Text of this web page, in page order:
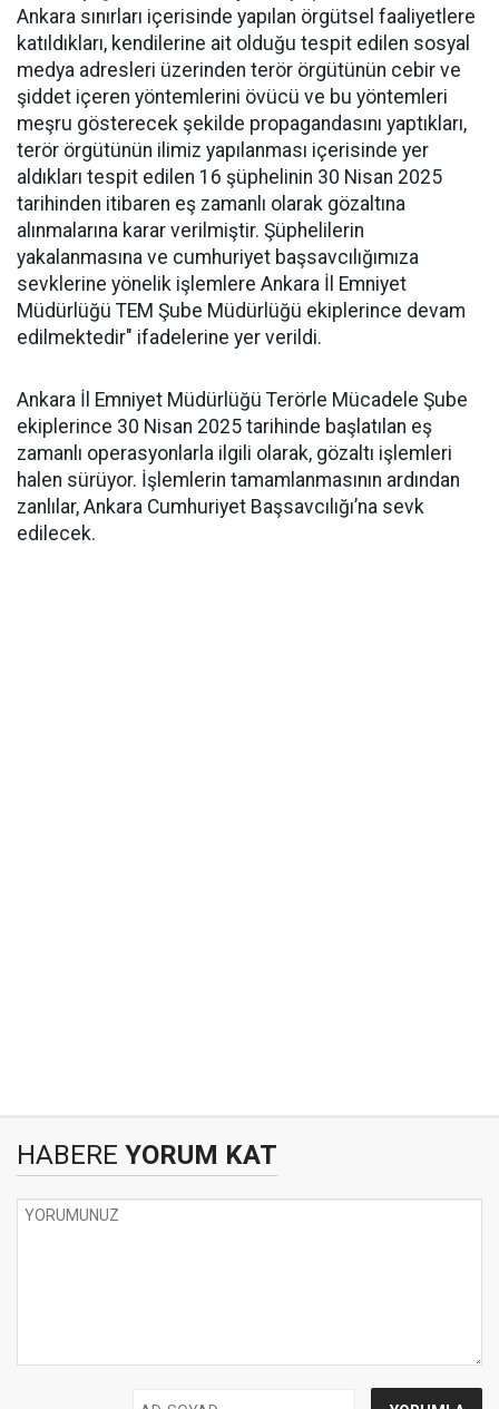
Ankara sınırları içerisinde yapılan örgütsel faaliyetlere
katıldıkları, kendilerine ait olduğu tespit edilen sosyal
medya adresleri üzerinden terör örgütünün cebir ve
şiddet içeren yöntemlerini övücü ve bu yöntemleri
meşru gösterecek şekilde propagandasını yaptıkları,
terör örgütünün ilimiz yapılanması içerisinde yer
aldıkları tespit edilen 16 şüphelinin 30 Nisan 2025
tarihinden itibaren eş zamanlı olarak gözaltına
alınmalarına karar verilmiştir. Şüphelilerin
yakalanmasına ve cumhuriyet başsavcılığımıza
sevklerine yönelik işlemlere Ankara İl Emniyet
Müdürlüğü TEM Şube Müdürlüğü ekiplerince devam
edilmektedir" ifadelerine yer verildi.
Ankara İl Emniyet Müdürlüğü Terörle Mücadele Şube
ekiplerince 30 Nisan 2025 tarihinde başlatılan eş
zamanlı operasyonlarla ilgili olarak, gözaltı işlemleri
halen sürüyor. İşlemlerin tamamlanmasının ardından
zanlılar, Ankara Cumhuriyet Başsavcılığı’na sevk
edilecek.
HABERE YORUM KAT